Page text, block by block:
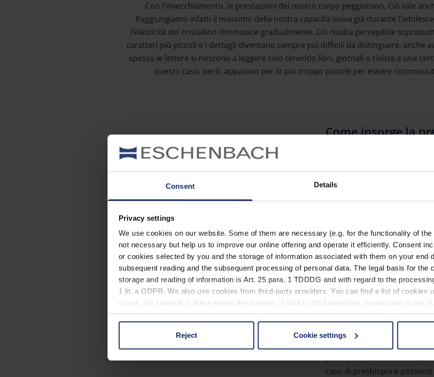
Consent Details
Privacy settings
We use cookies on our website. Some of them are necessary (e.g. for the functionality of
not necessary but help us to improve our online offering and operate it efficiently. Consent
or cookies selected by you and the storage of information associated with them on your end
subsequent reading and the subsequent processing of personal data. The legal basis for the
storage and reading of information is Art. 25 para. 1 TDDDG and with regard to the
1 lit. a GDPR. We also use cookies from third-party providers. You can find a list of cookies
cases, the consent in these cases the transfer of data to third countries, in particular to the
You can consent to the use of non-essential cookies by clicking on the "Accept all" button or
on "Reject". You can access your settings at any time and deselect cookies at any time (in
footer of our website).
Reject Cookie settings
Con l’invecchiamento, le prestazioni del nostro corpo peggiorano. Ciò vale
Raggiungiamo infatti il massimo della nostra capacità visiva già durante
l’elasticità del cristallino diminuisce gradualmente. Ciò risulta percepibile
caratteri più piccoli e i dettagli diventano sempre più difficili da distinguere, anche
spesso le lettere si riescono a leggere solo tenendo libri, giornali o riviste a una
questo caso, però, appaiono per lo più troppo piccole per essere
Come insorge la
Un cristallino giovane è
deformarsi facilmente.
gli oggetti vicini sia gli
nitida. Questa capacità è
meno, allora il cosiddetto
lontano, ossia in qualsiasi
possiamo ancora vedere
Cosa si può fare
Poiché la capacità di
persona a persona, è
periodico degli occhi da
occhiali da lettura possono
in modo adeguato. Ma
parte provviste di
caso di presbiopia e